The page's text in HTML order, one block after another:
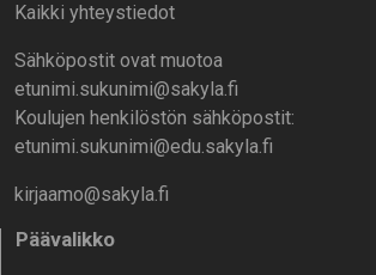
Kaikki yhteystiedot
Sähköpostit ovat muotoa
etunimi.sukunimi@sakyla.fi
Koulujen henkilöstön sähköpostit:
etunimi.sukunimi@edu.sakyla.fi
kirjaamo@sakyla.fi
Päävalikko